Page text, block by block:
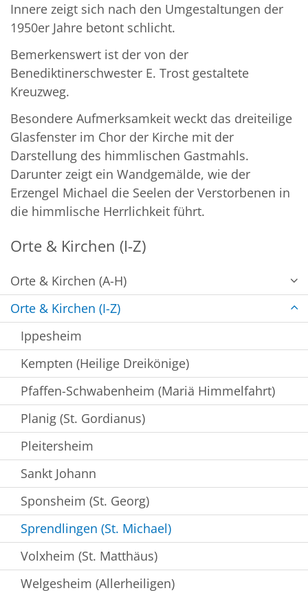
Innere zeigt sich nach den Umgestaltungen der
1950er Jahre betont schlicht.
Bemerkenswert ist der von der
Benediktinerschwester E. Trost gestaltete
Kreuzweg.
Besondere Aufmerksamkeit weckt das dreiteilige
Glasfenster im Chor der Kirche mit der
Darstellung des himmlischen Gastmahls.
Darunter zeigt ein Wandgemälde, wie der
Erzengel Michael die Seelen der Verstorbenen in
die himmlische Herrlichkeit führt.
Orte & Kirchen (I-Z)
Orte & Kirchen (A-H)
Orte & Kirchen (I-Z)
Ippesheim
Kempten (Heilige Dreikönige)
Pfaffen-Schwabenheim (Mariä Himmelfahrt)
Planig (St. Gordianus)
Pleitersheim
Sankt Johann
Sponsheim (St. Georg)
Sprendlingen (St. Michael)
Volxheim (St. Matthäus)
Welgesheim (Allerheiligen)